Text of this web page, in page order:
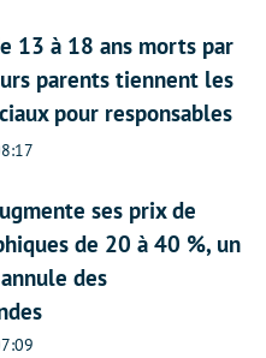
13 à 18 ans morts par
parents tiennent les
pour responsables
ses prix de
de 20 à 40 %, un
des